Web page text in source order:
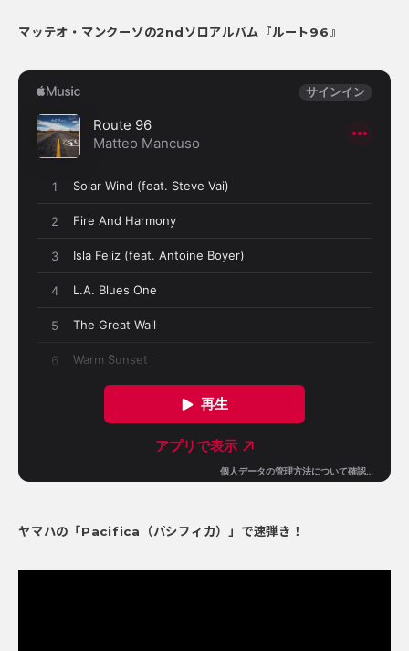
マッテオ・マンクーゾの2ndソロアルバム『ルート96』
ヤマハの「Pacifica（パシフィカ）」で速弾き！